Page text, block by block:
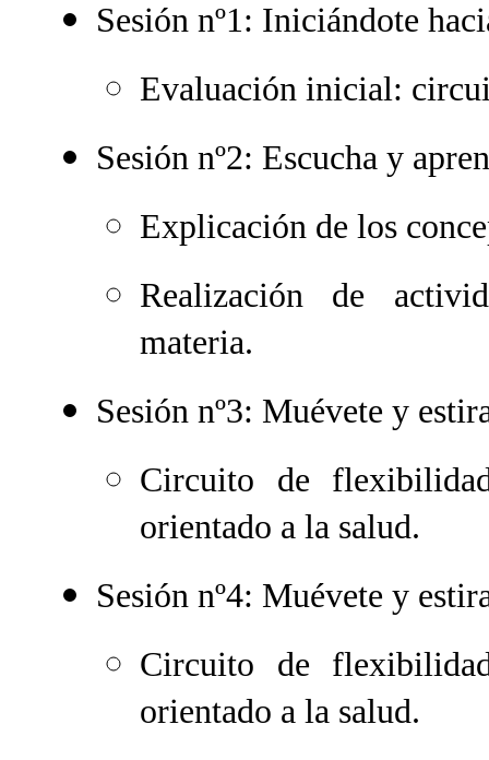
Sesión nº1: Iniciándote
Evaluación inicial:
Sesión nº2: Escucha y
Explicación de los
Realización de
materia.
Sesión nº3: Muévete y
Circuito de
orientado a la salud.
Sesión nº4: Muévete y
Circuito de
orientado a la salud.